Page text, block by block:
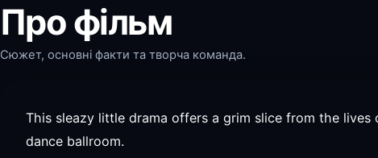
Про фільм
Сюжет, основні факти та творча команда.
This sleazy little drama offers a grim slice from the
dance ballroom.